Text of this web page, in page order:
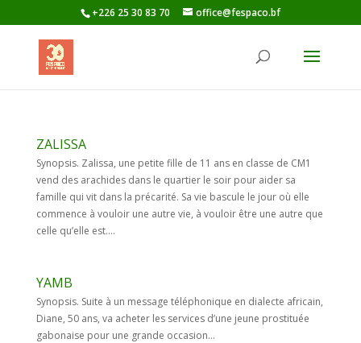
+226 25 30 83 70 office@fespaco.bf
ZALISSA
Synopsis. Zalissa, une petite fille de 11 ans en classe de CM1
vend des arachides dans le quartier le soir pour aider sa
famille qui vit dans la précarité. Sa vie bascule le jour où elle
commence à vouloir une autre vie, à vouloir être une autre que
celle qu’elle est....
YAMB
Synopsis. Suite à un message téléphonique en dialecte africain,
Diane, 50 ans, va acheter les services d’une jeune prostituée
gabonaise pour une grande occasion…